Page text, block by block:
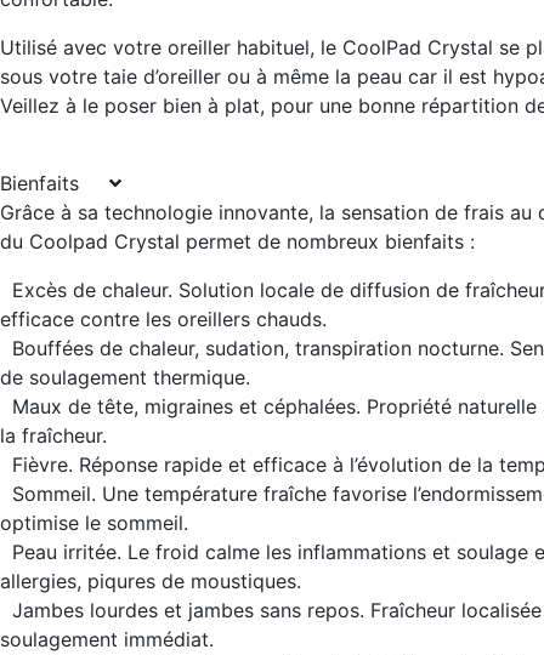
Utilisé avec votre oreiller habituel, le CoolPad Crystal se
sous votre taie d’oreiller ou à même la peau car il est
Veillez à le poser bien à plat, pour une bonne répartition
Bienfaits
Grâce à sa technologie innovante, la sensation de frais au
du Coolpad Crystal permet de nombreux bienfaits :
Excès de chaleur. Solution locale de diffusion de
efficace contre les oreillers chauds.
Bouffées de chaleur, sudation, transpiration nocturne.
de soulagement thermique.
Maux de tête, migraines et céphalées. Propriété
la fraîcheur.
Fièvre. Réponse rapide et efficace à l’évolution de la
Sommeil. Une température fraîche favorise
optimise le sommeil.
Peau irritée. Le froid calme les inflammations et soulage
allergies, piqures de moustiques.
Jambes lourdes et jambes sans repos. Fraîcheur
soulagement immédiat.